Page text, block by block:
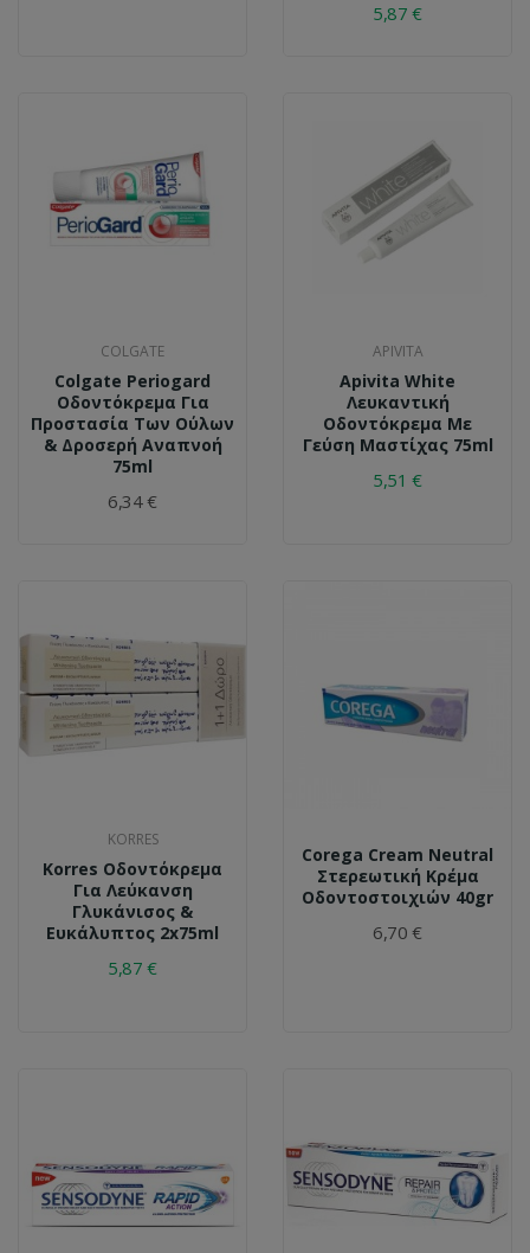
5,87 €
COLGATE
Colgate Periogard
Οδοντόκρεμα Για
Προστασία Των Ούλων
& Δροσερή Αναπνοή
75ml
6,34 €
APIVITA
Apivita White
Λευκαντική
Οδοντόκρεμα Με
Γεύση Μαστίχας 75ml
5,51 €
KORRES
Korres Οδοντόκρεμα
Για Λεύκανση
Γλυκάνισος &
Ευκάλυπτος 2x75ml
5,87 €
Corega Cream Neutral
Στερεωτική Κρέμα
Οδοντοστοιχιών 40gr
6,70 €